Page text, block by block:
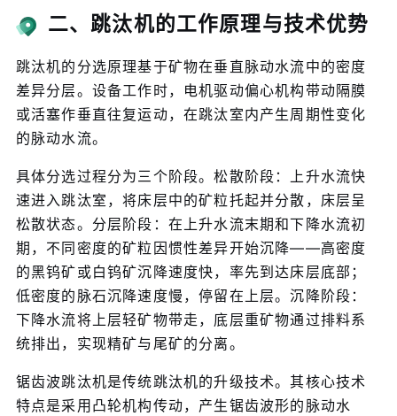
二、跳汰机的工作原理与技术优势
跳汰机的分选原理基于矿物在垂直脉动水流中的密度
差异分层。设备工作时，电机驱动偏心机构带动隔膜
或活塞作垂直往复运动，在跳汰室内产生周期性变化
的脉动水流。
具体分选过程分为三个阶段。松散阶段：上升水流快
速进入跳汰室，将床层中的矿粒托起并分散，床层呈
松散状态。分层阶段：在上升水流末期和下降水流初
期，不同密度的矿粒因惯性差异开始沉降——高密度
的黑钨矿或白钨矿沉降速度快，率先到达床层底部；
低密度的脉石沉降速度慢，停留在上层。沉降阶段：
下降水流将上层轻矿物带走，底层重矿物通过排料系
统排出，实现精矿与尾矿的分离。
锯齿波跳汰机是传统跳汰机的升级技术。其核心技术
特点是采用凸轮机构传动，产生锯齿波形的脉动水